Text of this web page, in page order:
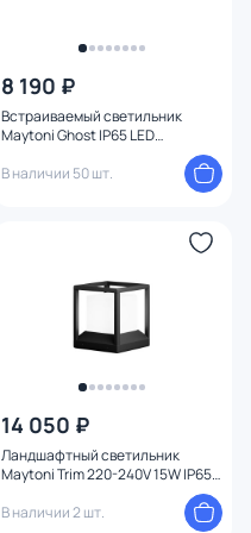
8 190 ₽
Встраиваемый светильник
Maytoni Ghost IP65 LED
L12GF4K
В наличии 50 шт.
14 050 ₽
Ландшафтный светильник
Maytoni Trim 220-240V 15W IP65
В наличии 2 шт.